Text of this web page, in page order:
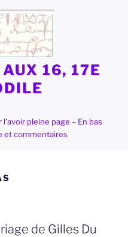
16, 17E
pleine page – En bas
et commentaires
de Gilles Du